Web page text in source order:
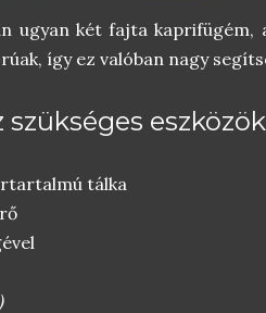
ugyan két fajta kaprifügém,
így ez valóban nagy
eszközök
tálka